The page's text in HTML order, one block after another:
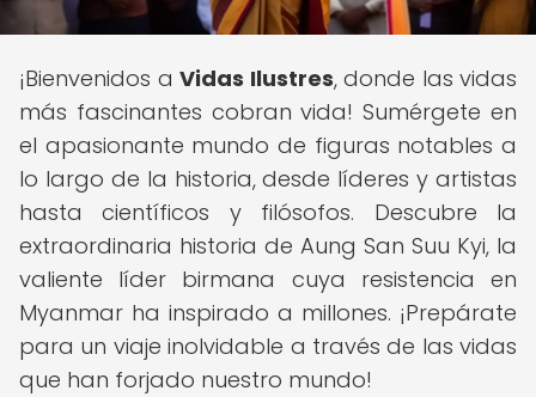
¡Bienvenidos a Vidas Ilustres, donde las vidas
más fascinantes cobran vida! Sumérgete en
el apasionante mundo de figuras notables a
lo largo de la historia, desde líderes y artistas
hasta científicos y filósofos. Descubre la
extraordinaria historia de Aung San Suu Kyi, la
valiente líder birmana cuya resistencia en
Myanmar ha inspirado a millones. ¡Prepárate
para un viaje inolvidable a través de las vidas
que han forjado nuestro mundo!